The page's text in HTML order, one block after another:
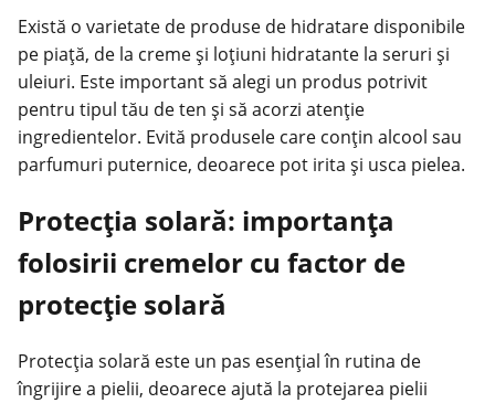
Există o varietate de produse de hidratare disponibile
pe piață, de la creme și loțiuni hidratante la seruri și
uleiuri. Este important să alegi un produs potrivit
pentru tipul tău de ten și să acorzi atenție
ingredientelor. Evită produsele care conțin alcool sau
parfumuri puternice, deoarece pot irita și usca pielea.
Protecția solară: importanța
folosirii cremelor cu factor de
protecție solară
Protecția solară este un pas esențial în rutina de
îngrijire a pielii, deoarece ajută la protejarea pielii